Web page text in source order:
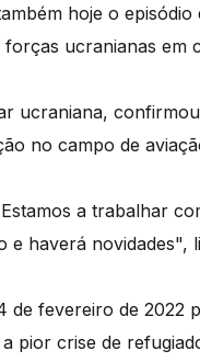
hoje o
ucranianas em
ucraniana,
no campo de
a trabalhar
haverá novidades",
de fevereiro de 2022
pior crise de